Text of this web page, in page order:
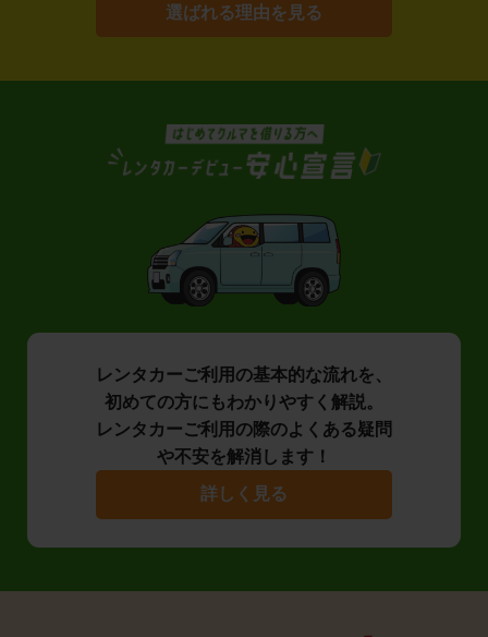
選ばれる理由を見る
レンタカーご利用の基本的な流れを、
初めての方にもわかりやすく解説。
レンタカーご利用の際のよくある疑問
や不安を解消します！
詳しく見る